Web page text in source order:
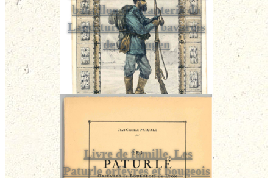
bataillon d’infanterie du
Landsturm royal bavarois
de Kissingen
Livre de famille, Les
Paturle orfèvres et bougeois